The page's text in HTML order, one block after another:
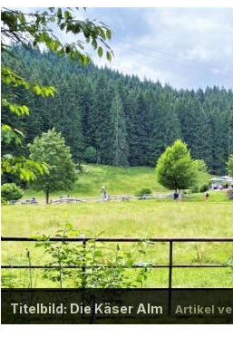
Titelbild: Die Käser Alm Artikel